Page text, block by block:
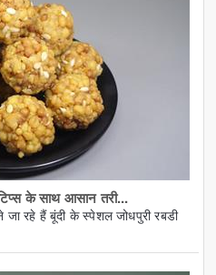
के साथ आसान तरी...
रहे हैं बूंदी के स्पेशल जोधपुरी रबडी